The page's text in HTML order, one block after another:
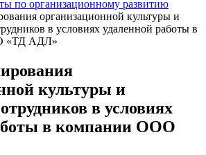
по организационному развитию
организационной культуры и
в условиях удаленной работы в
«ТД АДЛ»
культуры и
в условиях
в компании ООО